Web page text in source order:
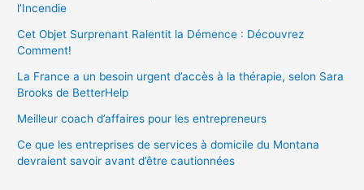
l’Incendie
Cet Objet Surprenant Ralentit la Démence : Découvrez
Comment!
La France a un besoin urgent d’accès à la thérapie, selon Sara
Brooks de BetterHelp
Meilleur coach d’affaires pour les entrepreneurs
Ce que les entreprises de services à domicile du Montana
devraient savoir avant d’être cautionnées